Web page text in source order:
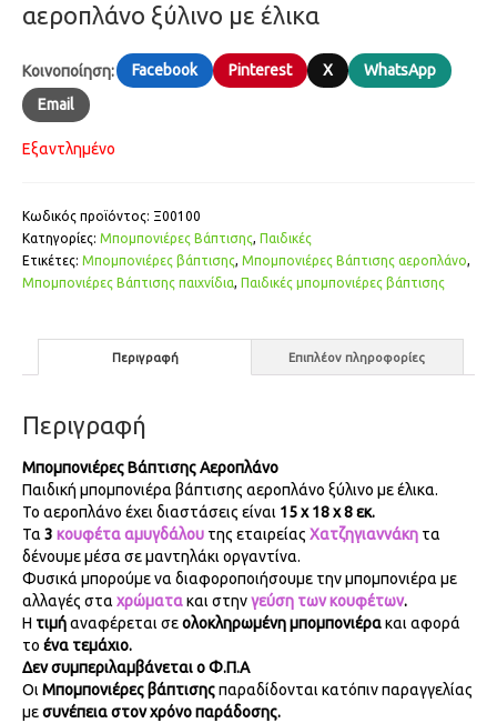
αεροπλάνο ξύλινο με έλικα
Κοινοποίηση: Facebook Pinterest X
WhatsApp
Email
Εξαντλημένο
Κωδικός προϊόντος: Ξ00100
Κατηγορίες: Μπομπονιέρες Βάπτισης, Παιδικές
Ετικέτες: Μπομπονιέρες βάπτισης, Μπομπονιέρες Βάπτισης αεροπλάνο,
Μπομπονιέρες Βάπτισης παιχνίδια, Παιδικές μπομπονιέρες βάπτισης
Περιγραφή Επιπλέον πληροφορίες
Περιγραφή
Μπομπονιέρες Βάπτισης Αεροπλάνο
Παιδική μπομπονιέρα βάπτισης αεροπλάνο ξύλινο με έλικα.
Το αεροπλάνο έχει διαστάσεις είναι 15 x 18 x 8 εκ.
Τα 3 κουφέτα αμυγδάλου της εταιρείας Χατζηγιαννάκη τα
δένουμε μέσα σε μαντηλάκι οργαντίνα.
Φυσικά μπορούμε να διαφοροποιήσουμε την μπομπονιέρα με
αλλαγές στα χρώματακαι στηνγεύση των κουφέτων.
Η τιμήαναφέρεται σεολοκληρωμένη μπομπονιέρακαι αφορά
το ένα τεμάχιο.
Δεν συμπεριλαμβάνεται ο Φ.Π.Α
Οι Μπομπονιέρες βάπτισηςπαραδίδονται κατόπιν παραγγελίας
μεσυνέπεια στον χρόνο παράδοσης.